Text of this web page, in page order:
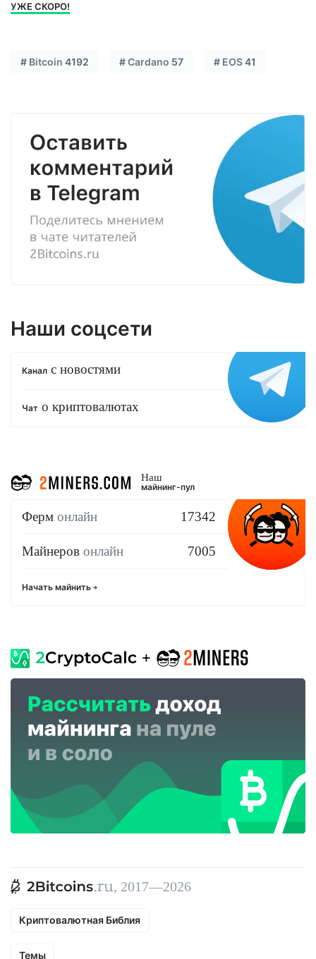
УЖЕ СКОРО!
# Bitcoin 4192 #Cardano 57 # EOS41
Наши соцсети
Канал с новостями
Чат о криптовалютах
Наш
майнинг-пул
Ферм онлайн 17342
Майнеров онлайн 7005
Начать майнить
, 2017—2026
Криптовалютная Библия
Темы